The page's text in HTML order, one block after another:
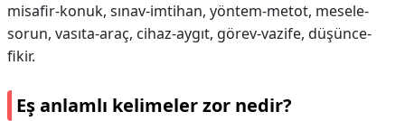
misafir-konuk, sınav-imtihan, yöntem-metot, mesele-
sorun, vasıta-araç, cihaz-aygıt, görev-vazife, düşünce-
fikir.
Eş anlamlı kelimeler zor nedir?